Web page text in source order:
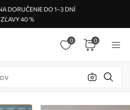
DORUČENIE DO 1–3 DNÍ
ZĽAVY 40 %
0 0